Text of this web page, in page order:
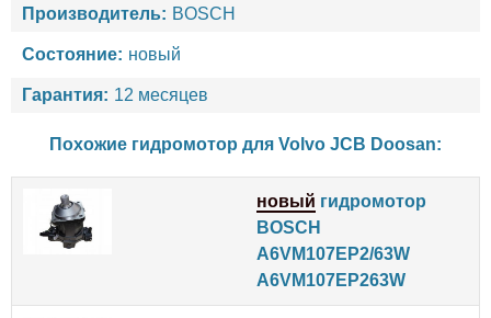
Производитель: BOSCH
Состояние: новый
Гарантия: 12 месяцев
Похожие гидромотор для Volvo JCB Doosan:
новый гидромотор
BOSCH
A6VM107EP2/63W
A6VM107EP263W